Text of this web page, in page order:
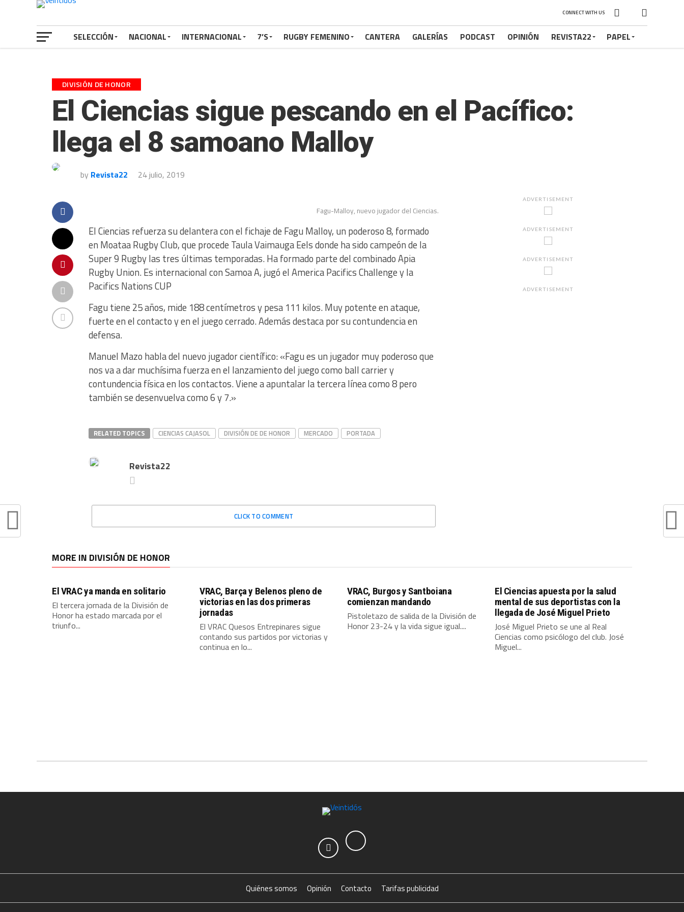
CONNECT WITH US
SELECCIÓN NACIONAL INTERNACIONAL 7’S RUGBY FEMENINO CANTERA GALERÍAS PODCAST OPINIÓN REVISTA22 PAPEL
DIVISIÓN DE HONOR
El Ciencias sigue pescando en el Pacífico:
llega el 8 samoano Malloy
by Revista22 24 julio, 2019
Fagu-Malloy, nuevo jugador del Ciencias.
El Ciencias refuerza su delantera con el fichaje de Fagu Malloy, un poderoso 8, formado
en Moataa Rugby Club, que procede Taula Vaimauga Eels donde ha sido campeón de la
Super 9 Rugby las tres últimas temporadas. Ha formado parte del combinado Apia
Rugby Union. Es internacional con Samoa A, jugó el America Pacifics Challenge y la
Pacifics Nations CUP
Fagu tiene 25 años, mide 188 centímetros y pesa 111 kilos. Muy potente en ataque,
fuerte en el contacto y en el juego cerrado. Además destaca por su contundencia en
defensa.
Manuel Mazo habla del nuevo jugador científico: «Fagu es un jugador muy poderoso que
nos va a dar muchísima fuerza en el lanzamiento del juego como ball carrier y
contundencia física en los contactos. Viene a apuntalar la tercera línea como 8 pero
también se desenvuelva como 6 y 7.»
RELATED TOPICS CIENCIAS CAJASOL DIVISIÓN DE DE HONOR MERCADO PORTADA
Revista22
CLICK TO COMMENT
ADVERTISEMENT
ADVERTISEMENT
ADVERTISEMENT
ADVERTISEMENT
MORE IN DIVISIÓN DE HONOR
El VRAC ya manda en solitario
El tercera jornada de la División de
Honor ha estado marcada por el
triunfo...
VRAC, Barça y Belenos pleno de
victorias en las dos primeras
jornadas
El VRAC Quesos Entrepinares sigue
contando sus partidos por victorias y
continua en lo...
VRAC, Burgos y Santboiana
comienzan mandando
Pistoletazo de salida de la División de
Honor 23-24 y la vida sigue igual....
El Ciencias apuesta por la salud
mental de sus deportistas con la
llegada de José Miguel Prieto
José Miguel Prieto se une al Real
Ciencias como psicólogo del club. José
Miguel...
Quiénes somos Opinión Contacto Tarifas publicidad